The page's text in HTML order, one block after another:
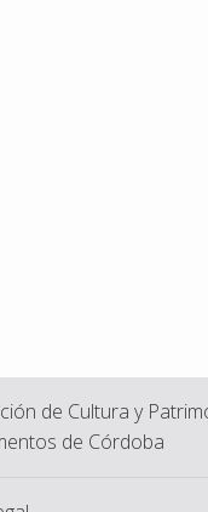
de Cultura y
de Córdoba